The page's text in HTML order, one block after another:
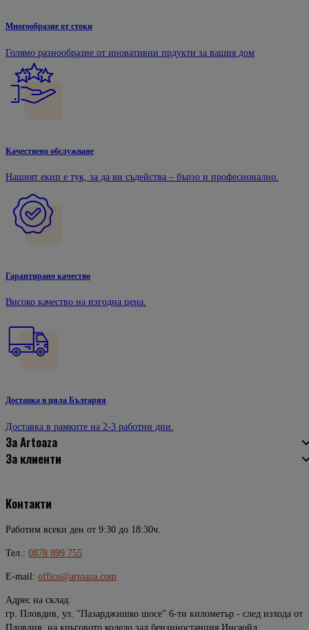
Многообразие от стоки
Голямо разнообразие от иновативни прдукти за вашия дом
Качествено обслужване
Нашият екип е тук, за да ви съдейства – бързо и професионално.
Гарантирано качество
Високо качество на изгодна цена.
Доставка в цяла България
Доставка в рамките на 2-3 работни дни.
За Artoaza
За клиенти
Контакти
Работим всеки ден от 9:30 до 18:30ч.
Тел.: 0878 899 755
E-mail: office@artoaza.com
Адрес на склад:
гр. Пловдив, ул. "Пазарджишко шосе" 6-ти километър - след изхода от
Пловдив, на кръговото колело зад бензиностанция Инсаойл.